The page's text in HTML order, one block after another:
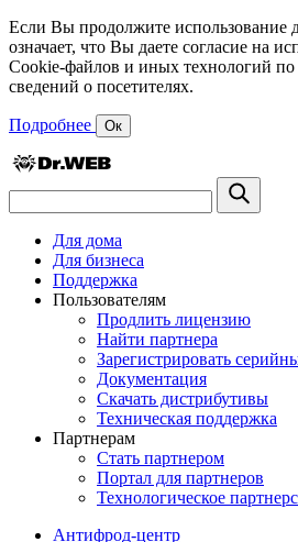
Если Вы продолжите использование
означает, что Вы даете согласие на
Cookie-файлов и иных технологий по
сведений о посетителях.
Подробнее Ок
Для дома
Для бизнеса
Поддержка
Пользователям
Продлить лицензию
Найти партнера
Зарегистрировать
Документация
Скачать дистрибутивы
Техническая поддержка
Партнерам
Стать партнером
Портал для партнеров
Технологическое
Антифрод-центр